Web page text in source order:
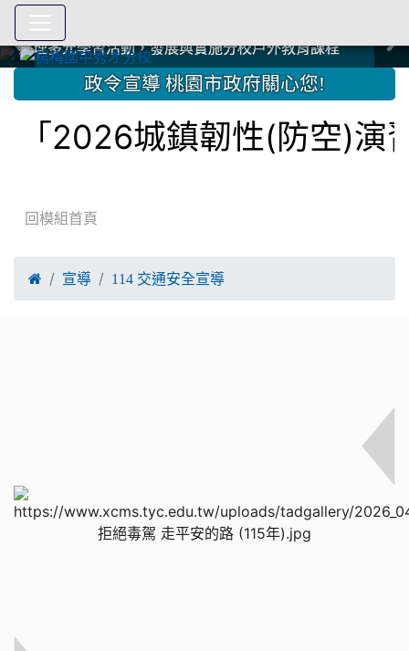
中國信託商業銀行 2023.04.22 愛傳球計畫
中國信託商業銀行 2023.04.22 愛傳球計畫
辦理多元學習活動，發展與實施分校戶外教育課程
辦理多元學習活動，發展與實施分校戶外教育課程
爭取社會資源，傳愛與溫暖：2024.3.19 桃園市家長會與桃
園女子美容商業童也工會義剪活動
爭取社會資源，傳愛與溫暖：2024.3.19 桃園市家長會與桃
園女子美容商業童也工會義剪活動
112學年度畢業學生與師長合照
112學年度畢業學生與師長合照
辦理多元學習活動，發展與實施分校戶外教育課程
辦理多元學習活動，發展與實施分校戶外教育課程
爭取社會資源，傳愛與溫暖：110.12.22 國際獅子會與本校
師生歲末感恩活動
爭取社會資源，傳愛與溫暖：110.12.22 國際獅子會與本校
師生歲末感恩活動
爭取社會資源，傳愛與溫暖：110.12.22 國際獅子會贈送本
校學生耶誕禮物
爭取社會資源，傳愛與溫暖：110.12.22 國際獅子會贈送本
校學生耶誕禮物
112.9.27參觀客家博覽會
112.9.27參觀客家博覽會
2023.12.27 國際獅子會贈送本校學生耶誕禮物
2023.12.27 國際獅子會贈送本校學生耶誕禮物
2023.12.27 國際獅子會贊助本校學生獎助學金
2023.12.27 國際獅子會贊助本校學生獎助學金
2023.12.27 聖誕感恩歌謠競賽；本校師生與國際獅子會獅
兄、師姐同樂
2023.12.27 聖誕感恩歌謠競賽；本校師生與國際獅子會獅
兄、師姐同樂
建置優質學習空間；合作互惠，建立良善公共關係
建置優質學習空間；合作互惠，建立良善公共關係
::: 政令宣導 桃園市政府關心您!
城鎮韌性(防空)演習
回模組首頁
 宣導 114 交通安全宣導